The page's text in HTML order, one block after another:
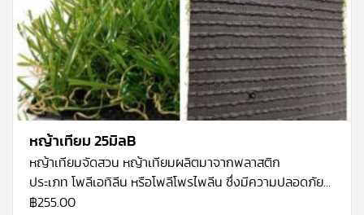
หญ้าเทียม 25มิลB
หญ้าเทียมจัดสวน หญ้าเทียมผลิตมาจากพลาสติก
ประเภท โพลีเอทิลีน หรือโพลีโพรไพลีน ซึ่งมีความปลอดภัย
สูง ผสมสาร UV Stabilizer ทนแสงแดด และการใช้งาน
฿255.00